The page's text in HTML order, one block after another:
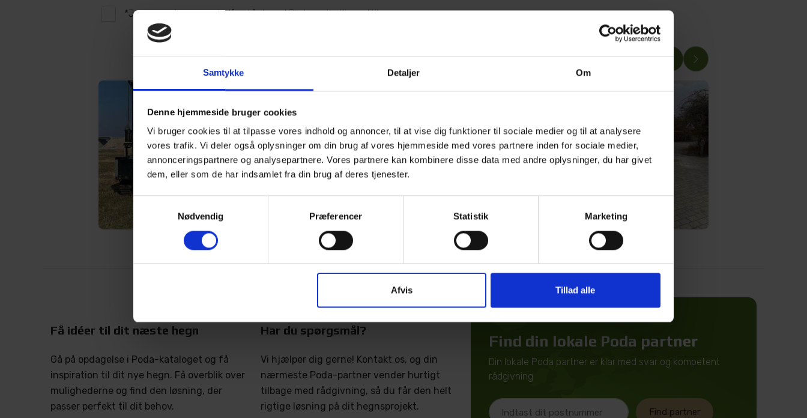
Samtykke Detaljer Om
Denne hjemmeside bruger cookies
Vi bruger cookies til at tilpasse vores indhold og annoncer, til at vise dig funktioner til sociale medier og til at analysere
vores trafik. Vi deler også oplysninger om din brug af vores hjemmeside med vores partnere inden for sociale medier,
annonceringspartnere og analysepartnere. Vores partnere kan kombinere disse data med andre oplysninger, du har givet
dem, eller som de har indsamlet fra din brug af deres tjenester.
Nødvendig
Præferencer Statistik Marketing
Afvis Tillad alle
*Jeg acceptere og er indforstået med Podas privatlivspolitik.
Vis alle
Få idéer til dit næste hegn
Gå på opdagelse i Poda-kataloget og få
inspiration til dit nye hegn. Få overblik over
mulighederne og find den løsning, der
passer perfekt til dit behov.
Har du spørgsmål?
Vi hjælper dig gerne! Kontakt os, og din
nærmeste Poda-partner vender hurtigt
tilbage med rådgivning, så du får den helt
rigtige løsning på dit hegnsprojekt.
Find din lokale Poda partner
Din lokale Poda partner er klar med svar og kompetent
rådgivning
Find partner